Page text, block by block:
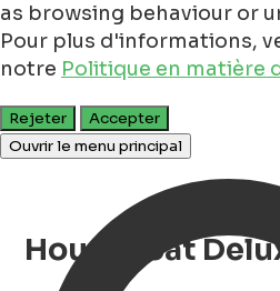
as browsing behaviour or
Pour plus d'informations,
notre Politique en matière
Rejeter
Accepter
Ouvrir le menu principal
Houseboat